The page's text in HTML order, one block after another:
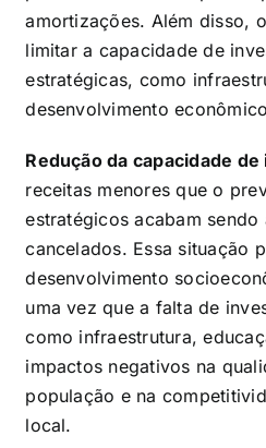
amortizações. Além disso,
limitar a capacidade de
estratégicas, como
desenvolvimento
Redução da capacidade
receitas menores que o
estratégicos acabam sendo
cancelados. Essa situação
desenvolvimento
uma vez que a falta de
como infraestrutura,
impactos negativos na
população e na
local.